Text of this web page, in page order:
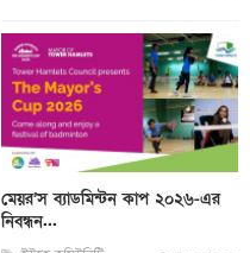
মেয়র’স ব্যাডমিন্টন কাপ ২০২৬-এর
নিবন্ধন...